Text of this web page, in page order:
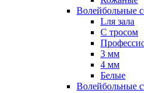
Волейбольные
Lля зала
C тросом
3 мм
4 мм
Белые
Волейбольные